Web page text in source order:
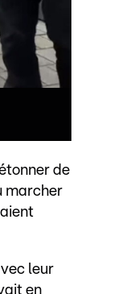
de
marcher
leur
en